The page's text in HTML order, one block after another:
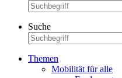
Suche
Themen
Mobilität für alle